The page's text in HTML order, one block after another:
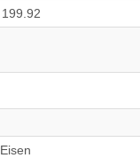
199.92
Eisen